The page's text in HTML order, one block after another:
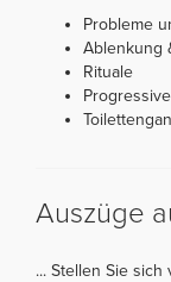
Probleme
Ablenkung
Rituale
Auszüge
... Stellen Sie